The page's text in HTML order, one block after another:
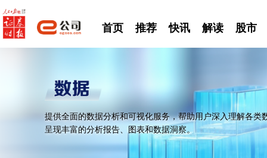
首页 推荐 快讯 解读 股市
提供全面的数据分析和可视化服务，帮助用户深入理解各
呈现丰富的分析报告、图表和数据洞察。